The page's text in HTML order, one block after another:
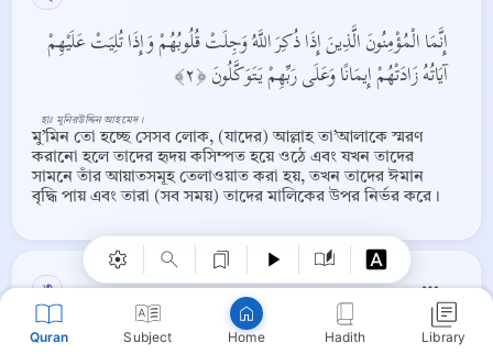
Quran Subject Home Hadith Library
إِنَّمَا الْمُؤْمِنُونَ الَّذِينَ إِذَا ذُكِرَ اللَّهُ وَجِلَتْ قُلُوبُهُمْ وَإِذَا تُلِيَتْ عَلَيْهِمْ
آيَاتُهُ زَادَتْهُمْ إِيمَانًا وَعَلَى رَبِّهِمْ يَتَوَكَّلُونَ ﴿٢﴾
হাঃ মুনিরউদ্দিন আহমেদ ।
মু’মিন তো হচ্ছে সেসব লোক, (যাদের) আল্লাহ তা’আলাকে স্মরণ
করানো হলে তাদের হৃদয় কসিম্পত হয়ে ওঠে এবং যখন তাদের
সামনে তাঁর আয়াতসমূহ তেলাওয়াত করা হয়, তখন তাদের ঈমান
বৃদ্ধি পায় এবং তারা (সব সময়) তাদের মালিকের উপর নির্ভর করে।
৩
الَّذِينَ يُقِيمُونَ الصَّلَاةَ وَمِمَّا رَزَقْنَاهُمْ يُنْفِقُونَ ﴿٣﴾
Copy